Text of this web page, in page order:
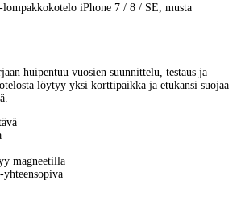
iPhone 7 / 8 / SE, musta
huipentuu vuosien suunnittelu, testaus ja
löytyy yksi korttipaikka ja etukansi suojaa
magneetilla